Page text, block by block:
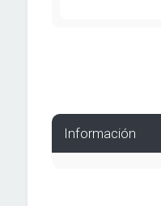
Información